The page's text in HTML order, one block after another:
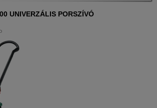
UNIVERZÁLIS PORSZÍVÓ